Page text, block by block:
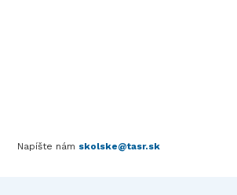
Napíšte nám skolske@tasr.sk